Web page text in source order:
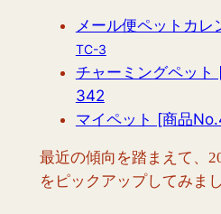
メール便ペットカレ
TC-3
チャーミングペッ
342
マイペット [商品
最近の傾向を踏まえて、
をピックアップしてみまし